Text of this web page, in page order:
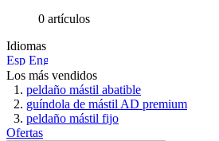
0 artículos
Idiomas
Los más vendidos
peldaño mástil abatible
guíndola de mástil AD premium
peldaño mástil fijo
Ofertas